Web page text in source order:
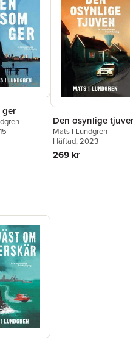
ger
Den osynlige
Mats I Lundgren
Häftad, 2023
269 kr